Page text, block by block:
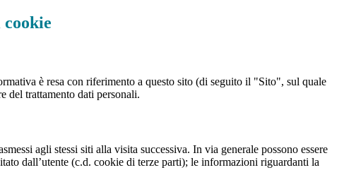
è resa con riferimento a questo sito (di seguito il "Sito", sul quale
del trattamento dati personali.
agli stessi siti alla visita successiva. In via generale possono essere
dall’utente (c.d. cookie di terze parti); le informazioni riguardanti la